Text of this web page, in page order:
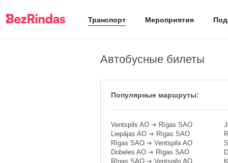
Транспорт Мероприятия
Автобусные билеты
Популярные маршруты:
Ventspils AO ➔ Rīgas SAO
Liepājas AO ➔ Rīgas SAO
Rīgas SAO ➔ Ventspils AO
Dobeles AO ➔ Rīgas SAO
Rīgas SAO ➔ Ventspils AO